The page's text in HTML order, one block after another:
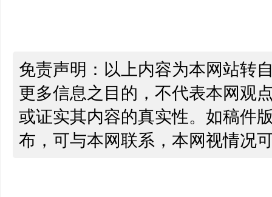
免责声明：以上内容为本网站转
更多信息之目的，不代表本网观
或证实其内容的真实性。如稿件
布，可与本网联系，本网视情况